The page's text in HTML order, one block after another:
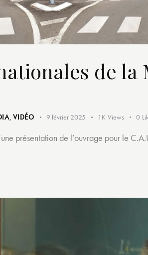
de
, VIDÉO 9 février 2025 1K Views 0
présentation de l’ouvrage pour le